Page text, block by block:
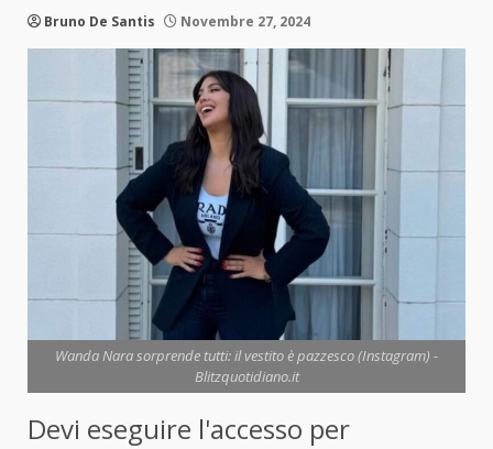
Bruno De Santis Novembre 27, 2024
Wanda Nara sorprende tutti: il vestito è pazzesco (Instagram) -
Blitzquotidiano.it
Devi eseguire l'accesso per